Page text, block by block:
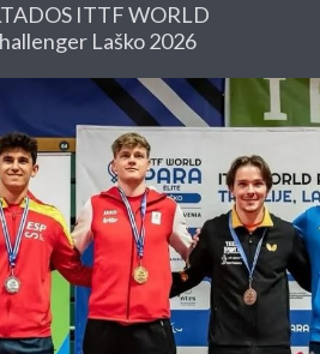
ITTF WORLD
Laško 2026